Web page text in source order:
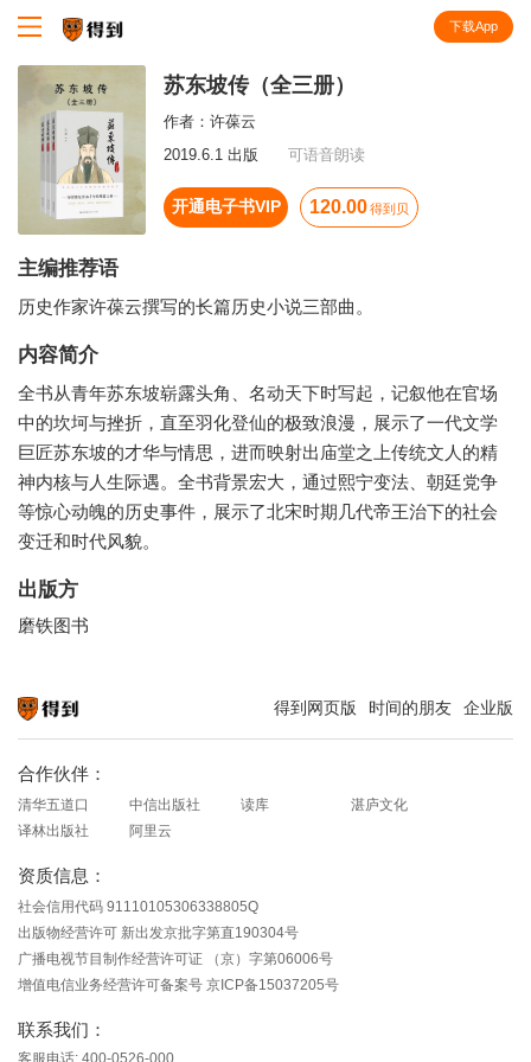
下载App
苏东坡传（全三册）
作者： 许葆云
2019.6.1 出版
可语音朗读
开通电子书VIP 120.00 得到贝
主编推荐语
历史作家许葆云撰写的长篇历史小说三部曲。
内容简介
全书从青年苏东坡崭露头角、名动天下时写起，记叙他在官场
中的坎坷与挫折，直至羽化登仙的极致浪漫，展示了一代文学
巨匠苏东坡的才华与情思，进而映射出庙堂之上传统文人的精
神内核与人生际遇。全书背景宏大，通过熙宁变法、朝廷党争
等惊心动魄的历史事件，展示了北宋时期几代帝王治下的社会
变迁和时代风貌。
出版方
磨铁图书
得到网页版 时间的朋友 企业版
合作伙伴：
清华五道口 中信出版社 读库
湛庐文化
译林出版社
阿里云
资质信息：
社会信用代码 91110105306338805Q
出版物经营许可 新出发京批字第直190304号
广播电视节目制作经营许可证 （京）字第06006号
增值电信业务经营许可备案号 京ICP备15037205号
联系我们：
客服电话: 400-0526-000